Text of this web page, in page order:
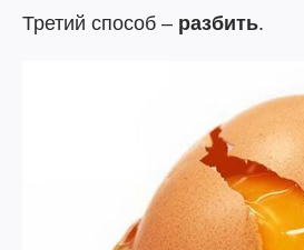
Третий способ – разбить.